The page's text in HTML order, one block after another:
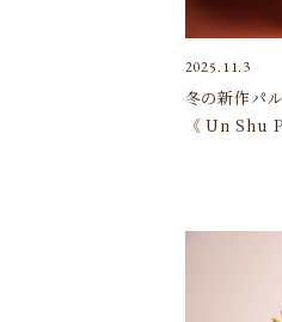
2025.11.3
冬の新作パ
《 Un Shu